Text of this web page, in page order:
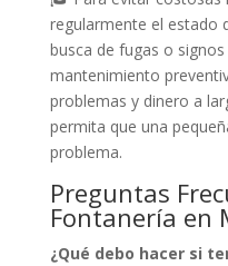
regularmente el estado
busca de fugas o
mantenimiento
problemas y dinero a
permita que una
problema.
Preguntas
Fontanería en
¿Qué debo hacer si